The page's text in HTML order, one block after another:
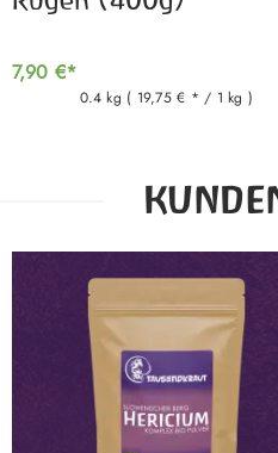
7,90 €*
0.4 kg ( 19,75 € * / 1 kg )